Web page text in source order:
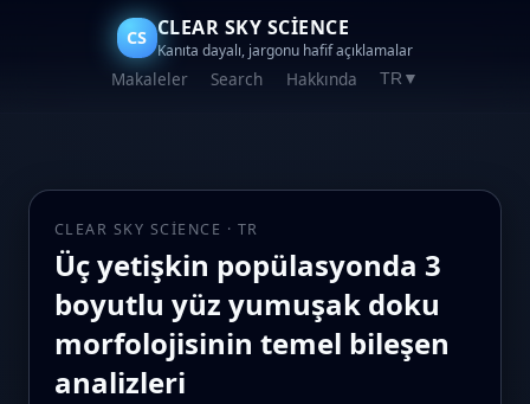
CS CLEAR SKY SCIENCE
Kanıta dayalı, jargonu hafif açıklamalar
Makaleler Search Hakkında TR ▼
CLEAR SKY SCIENCE · TR
Üç yetişkin popülasyonda 3
boyutlu yüz yumuşak doku
morfolojisinin temel bileşen
analizleri